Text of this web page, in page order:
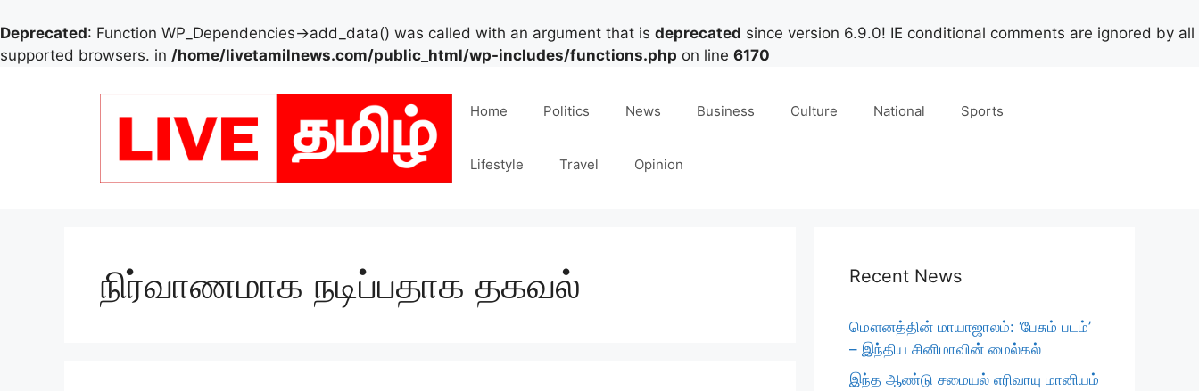
Deprecated: Function WP_Dependencies->add_data() was called with an argument that is deprecated since version 6.9.0! IE conditional comments are ignored by all
supported browsers. in /home/livetamilnews.com/public_html/wp-includes/functions.php on line 6170
Home Politics News Business Culture National Sports
Lifestyle Travel Opinion
நிர்வாணமாக நடிப்பதாக தகவல் Recent News
மௌனத்தின் மாயாஜாலம்: ‘பேசும் படம்’
– இந்திய சினிமாவின் மைல்கல்
இந்த ஆண்டு சமையல் எரிவாயு மானியம்